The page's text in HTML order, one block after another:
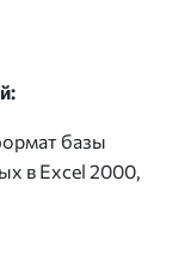
базы
в Excel 2000,